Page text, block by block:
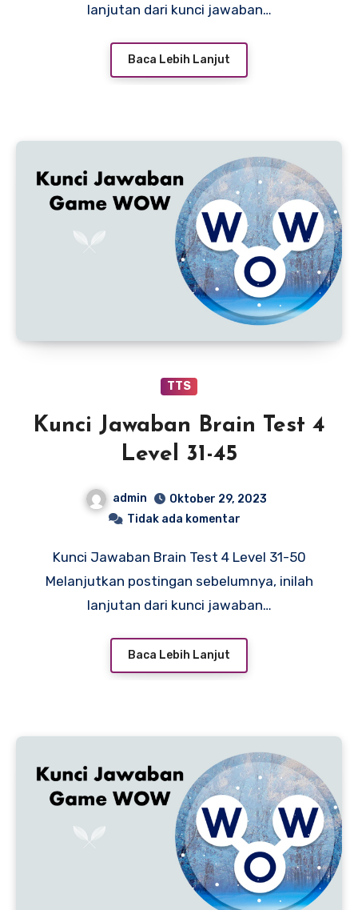
lanjutan dari kunci jawaban…
Baca Lebih Lanjut
TTS
Kunci Jawaban Brain Test 4
Level 31-45
admin
Oktober 29, 2023
Tidak ada komentar
Kunci Jawaban Brain Test 4 Level 31-50
Melanjutkan postingan sebelumnya, inilah
lanjutan dari kunci jawaban…
Baca Lebih Lanjut